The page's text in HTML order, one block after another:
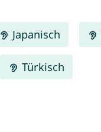
Japanisch
Türkisch